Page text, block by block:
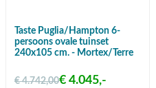
Taste Puglia/Hampton 6-
persoons ovale tuinset
240x105 cm. - Mortex/Terre
€ 4.742,00€ 4.045,-